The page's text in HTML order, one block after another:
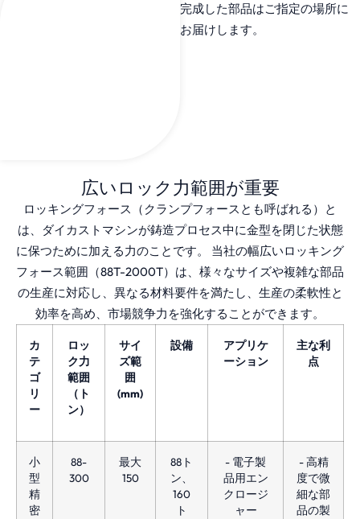
完成した部品はご指定の場所に
お届けします。
広いロック力範囲が重要
ロッキングフォース（クランプフォースとも呼ばれる）と
は、ダイカストマシンが鋳造プロセス中に金型を閉じた状態
に保つために加える力のことです。 当社の幅広いロッキング
フォース範囲（88T-2000T）は、様々なサイズや複雑な部品
の生産に対応し、異なる材料要件を満たし、生産の柔軟性と
効率を高め、市場競争力を強化することができます。
カ
テ
ゴ
リ
ー
ロッ
ク力
範囲
（ト
ン）
サイ
ズ範
囲
(mm)
設備
アプリケ
ーション
主な利
点
小
型
精
密
88-
300
最大
150
88ト
ン、
160
ト
- 電子製
品用エン
クロージ
ャー
- 高精
度で微
細な部
品の製